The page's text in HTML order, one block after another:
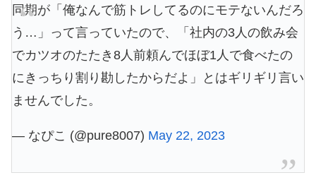
同期が「俺なんで筋トレしてるのにモテないんだろ
う…」って言っていたので、「社内の3人の飲み会
でカツオのたたき8人前頼んでほぼ1人で食べたの
にきっちり割り勘したからだよ」とはギリギリ言い
ませんでした。
— なぴこ (@pure8007) May 22, 2023